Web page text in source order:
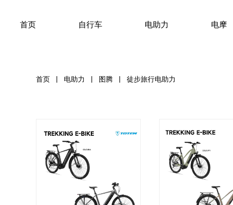
首页 自行车 电助力 电摩
首页 | 电助力 | 图腾 | 徒步旅行电助力